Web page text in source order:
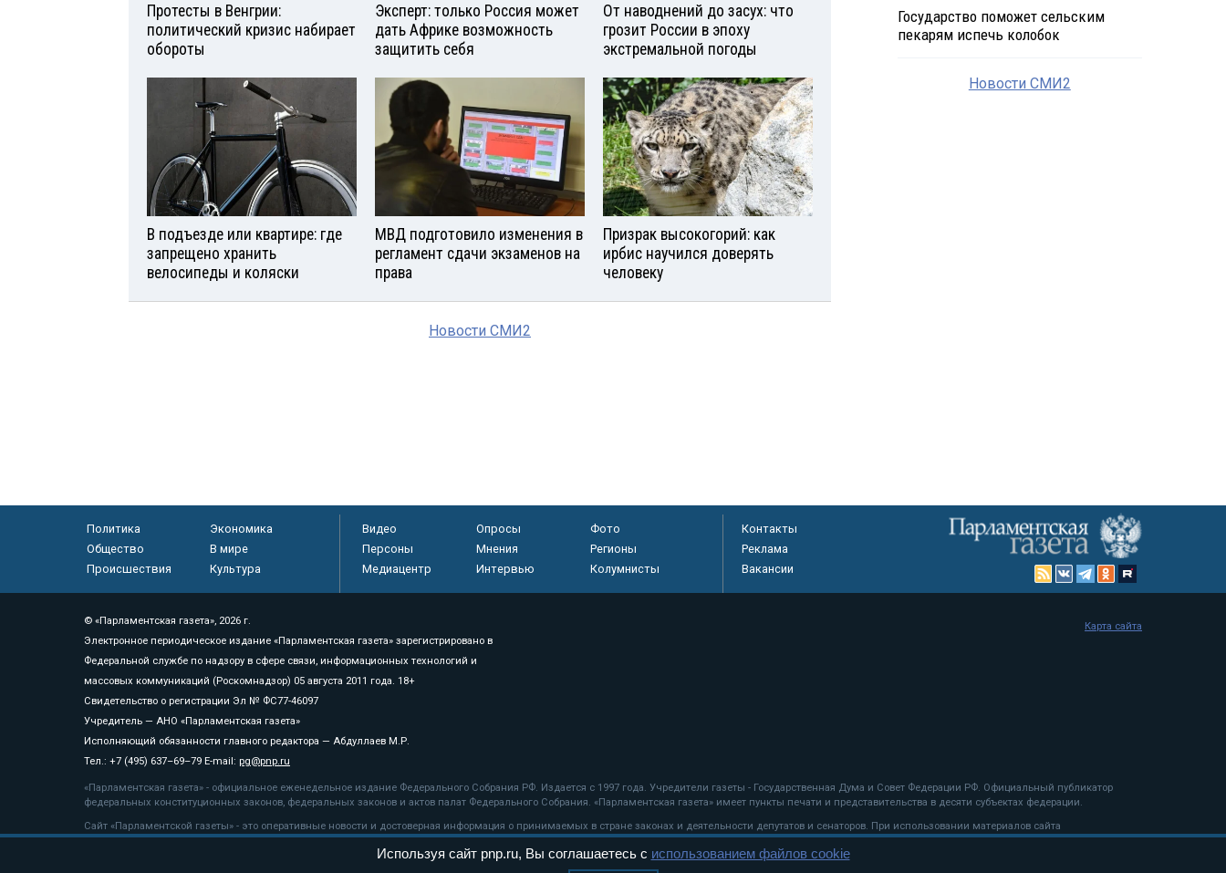
Протесты в Венгрии:
политический кризис набирает
обороты
Эксперт: только Россия может
дать Африке возможность
защитить себя
От наводнений до засух: что
грозит России в эпоху
экстремальной погоды
В подъезде или квартире: где
запрещено хранить
велосипеды и коляски
МВД подготовило изменения в
регламент сдачи экзаменов на
права
Призрак высокогорий: как
ирбис научился доверять
человеку
Новости СМИ2
Государство поможет сельским
пекарям испечь колобок
Новости СМИ2
Политика
Экономика
Общество
В мире
Происшествия
Культура
Видео Опросы
Фото
Персоны
Мнения
Регионы
Медиацентр
Интервью Колумнисты
Контакты
Реклама
Вакансии
© «Парламентская газета», 2026 г.
Электронное периодическое издание «Парламентская газета» зарегистрировано в
Федеральной службе по надзору в сфере связи, информационных технологий и
массовых коммуникаций (Роскомнадзор) 05 августа 2011 года. 18+
Свидетельство о регистрации Эл № ФС77-46097
Учредитель — АНО «Парламентская газета»
Исполняющий обязанности главного редактора — Абдуллаев М.Р.
Тел.: +7 (495) 637–69–79 E-mail: pg@pnp.ru
«Парламентская газета» - официальное еженедельное издание Федерального Собрания РФ. Издается с 1997 года. Учредители газеты - Государственная Дума и Совет Федерации РФ. Официальный публикатор
федеральных конституционных законов, федеральных законов и актов палат Федерального Собрания. «Парламентская газета» имеет пункты печати и представительства в десяти субъектах федерации.
Сайт «Парламентской газеты» - это оперативные новости и достоверная информация о принимаемых в стране законах и деятельности депутатов и сенаторов. При использовании материалов сайта
«Парламентской газеты» активная ссылка на pnp.ru обязательна.
рекомендательные технологии
Карта сайта
Используя сайт pnp.ru, Вы соглашаетесь с использованием файлов cookie